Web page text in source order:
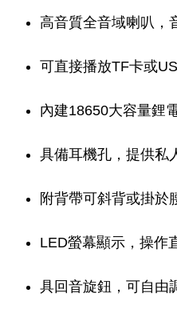
高音質全音域喇叭，
可直接播放TF卡或
內建18650大容量鋰
具備耳機孔，提供私
附背帶可斜背或掛於
LED螢幕顯示，操作
具回音旋鈕，可自由